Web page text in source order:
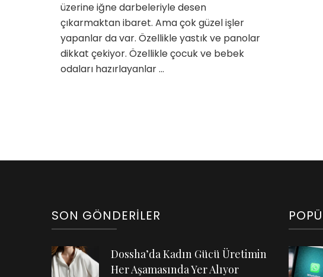
üzerine iğne darbeleriyle desen
çıkarmaktan ibaret. Ama çok güzel işler
yapanlar da var. Özellikle yastık ve panolar
dikkat çekiyor. Özellikle çocuk ve bebek
odaları hazırlayanlar …
SON GÖNDERILER
Dossha’da Kadın Gücü Üretimin
Her Aşamasında Yer Alıyor